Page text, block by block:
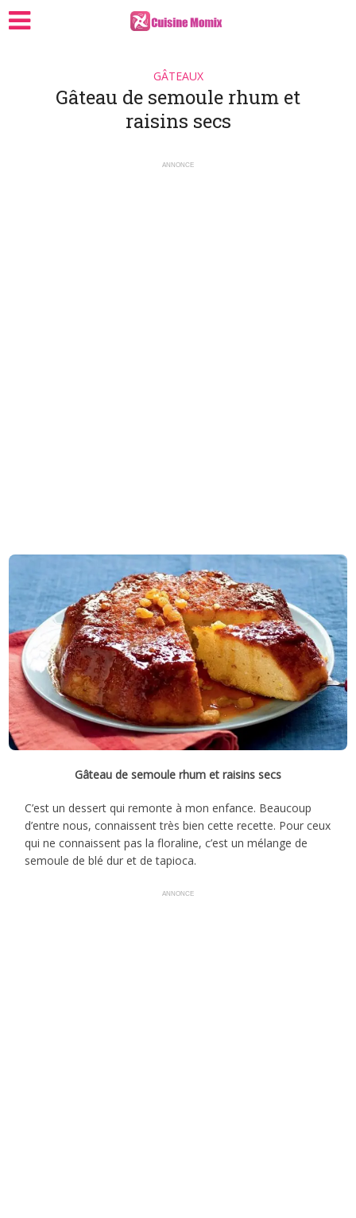
GÂTEAUX
Gâteau de semoule rhum et
raisins secs
ANNONCE
Gâteau de semoule rhum et raisins secs
C’est un dessert qui remonte à mon enfance. Beaucoup
d’entre nous, connaissent très bien cette recette. Pour ceux
qui ne connaissent pas la floraline, c’est un mélange de
semoule de blé dur et de tapioca.
ANNONCE